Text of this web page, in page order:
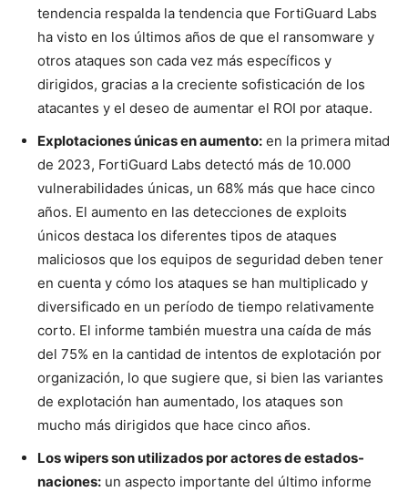
tendencia respalda la tendencia que FortiGuard Labs
ha visto en los últimos años de que el ransomware y
otros ataques son cada vez más específicos y
dirigidos, gracias a la creciente sofisticación de los
atacantes y el deseo de aumentar el ROI por ataque.
Explotaciones únicas en aumento: en la primera mitad
de 2023, FortiGuard Labs detectó más de 10.000
vulnerabilidades únicas, un 68% más que hace cinco
años. El aumento en las detecciones de exploits
únicos destaca los diferentes tipos de ataques
maliciosos que los equipos de seguridad deben tener
en cuenta y cómo los ataques se han multiplicado y
diversificado en un período de tiempo relativamente
corto. El informe también muestra una caída de más
del 75% en la cantidad de intentos de explotación por
organización, lo que sugiere que, si bien las variantes
de explotación han aumentado, los ataques son
mucho más dirigidos que hace cinco años.
Los wipers son utilizados por actores de estados-
naciones: un aspecto importante del último informe